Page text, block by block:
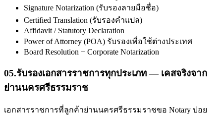
Signature Notarization (รับรองลายมือชื่อ)
Certified Translation (รับรองคำแปล)
Affidavit / Statutory Declaration
Power of Attorney (POA) รับรองเพื่อใช้ต่างประเทศ
Board Resolution + Corporate Notarization
05.รับรองเอกสารราชการทุกประเภท — เคสจริงจาก
ย่านนครศรีธรรมราช
เอกสารราชการที่ลูกค้าย่านนครศรีธรรมราชขอ Notary บ่อย